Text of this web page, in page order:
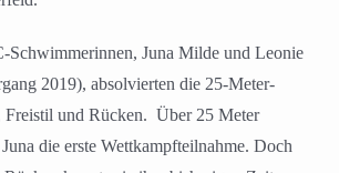
Schwimmerinnen, Juna Milde und Leonie
2019), absolvierten die 25-Meter-
Freistil und Rücken. Über 25 Meter
die erste Wettkampfteilnahme. Doch